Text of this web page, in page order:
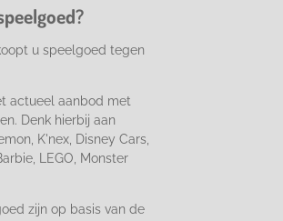
u speelgoed tegen
actueel aanbod met
Denk hierbij aan
K'nex, Disney Cars,
LEGO, Monster
zijn op basis van de